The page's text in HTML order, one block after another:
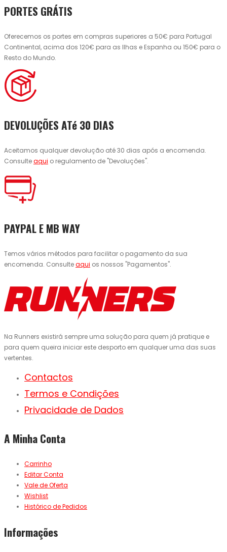
PORTES GRÁTIS
Oferecemos os portes em compras superiores a 50€ para Portugal
Continental, acima dos 120€ para as Ilhas e Espanha ou 150€ para o
Resto do Mundo.
DEVOLUÇÕES ATé 30 DIAS
Aceitamos qualquer devolução até 30 dias após a encomenda.
Consulteaqui o regulamento de "Devoluções".
PAYPAL E MB WAY
Temos vários métodos para facilitar o pagamento da sua
encomenda. Consulteaqui os nossos "Pagamentos".
Na Runners existirá sempre uma solução para quem já pratique e
para quem queira iniciar este desporto em qualquer uma das suas
vertentes.
Contactos
Termos e Condições
Privacidade de Dados
A Minha Conta
Carrinho
Editar Conta
Vale de Oferta
Wishlist
Histórico de Pedidos
Informações